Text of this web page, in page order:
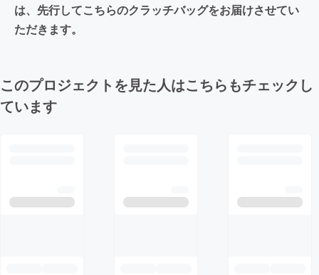
は、先行してこちらのクラッチバッグをお届けさせてい
ただきます。
このプロジェクトを見た人はこちらもチェックし
ています